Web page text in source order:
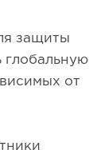
защиты
от